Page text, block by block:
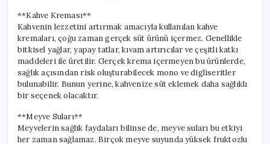
**Kahve Kreması**
Kahvenin lezzetini artırmak amacıyla kullanılan kahve
kremaları, çoğu zaman gerçek süt ürünü içermez. Genellikle
bitkisel yağlar, yapay tatlar, kıvam artırıcılar ve çeşitli katkı
maddeleri ile üretilir. Gerçek krema içermeyen bu ürünlerde,
sağlık açısından risk oluşturabilecek mono ve digliseritler
bulunabilir. Bunun yerine, kahvenize süt eklemek daha sağlıklı
bir seçenek olacaktır.
**Meyve Suları**
Meyvelerin sağlık faydaları bilinse de, meyve suları bu etkiyi
her zaman sağlamaz. Birçok meyve suyunda yüksek fruktozlu